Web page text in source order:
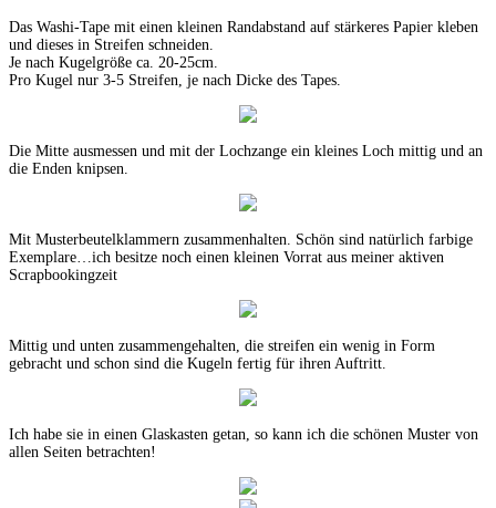
Das Washi-Tape mit einen kleinen Randabstand auf stärkeres Papier kleben
und dieses in Streifen schneiden.
Je nach Kugelgröße ca. 20-25cm.
Pro Kugel nur 3-5 Streifen, je nach Dicke des Tapes.
Die Mitte ausmessen und mit der Lochzange ein kleines Loch mittig und an
die Enden knipsen.
Mit Musterbeutelklammern zusammenhalten. Schön sind natürlich farbige
Exemplare…ich besitze noch einen kleinen Vorrat aus meiner aktiven
Scrapbookingzeit
Mittig und unten zusammengehalten, die streifen ein wenig in Form
gebracht und schon sind die Kugeln fertig für ihren Auftritt.
Ich habe sie in einen Glaskasten getan, so kann ich die schönen Muster von
allen Seiten betrachten!